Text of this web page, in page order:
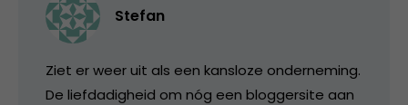
Stefan
Ziet er weer uit als een kansloze onderneming.
De liefdadigheid om nóg een bloggersite aan